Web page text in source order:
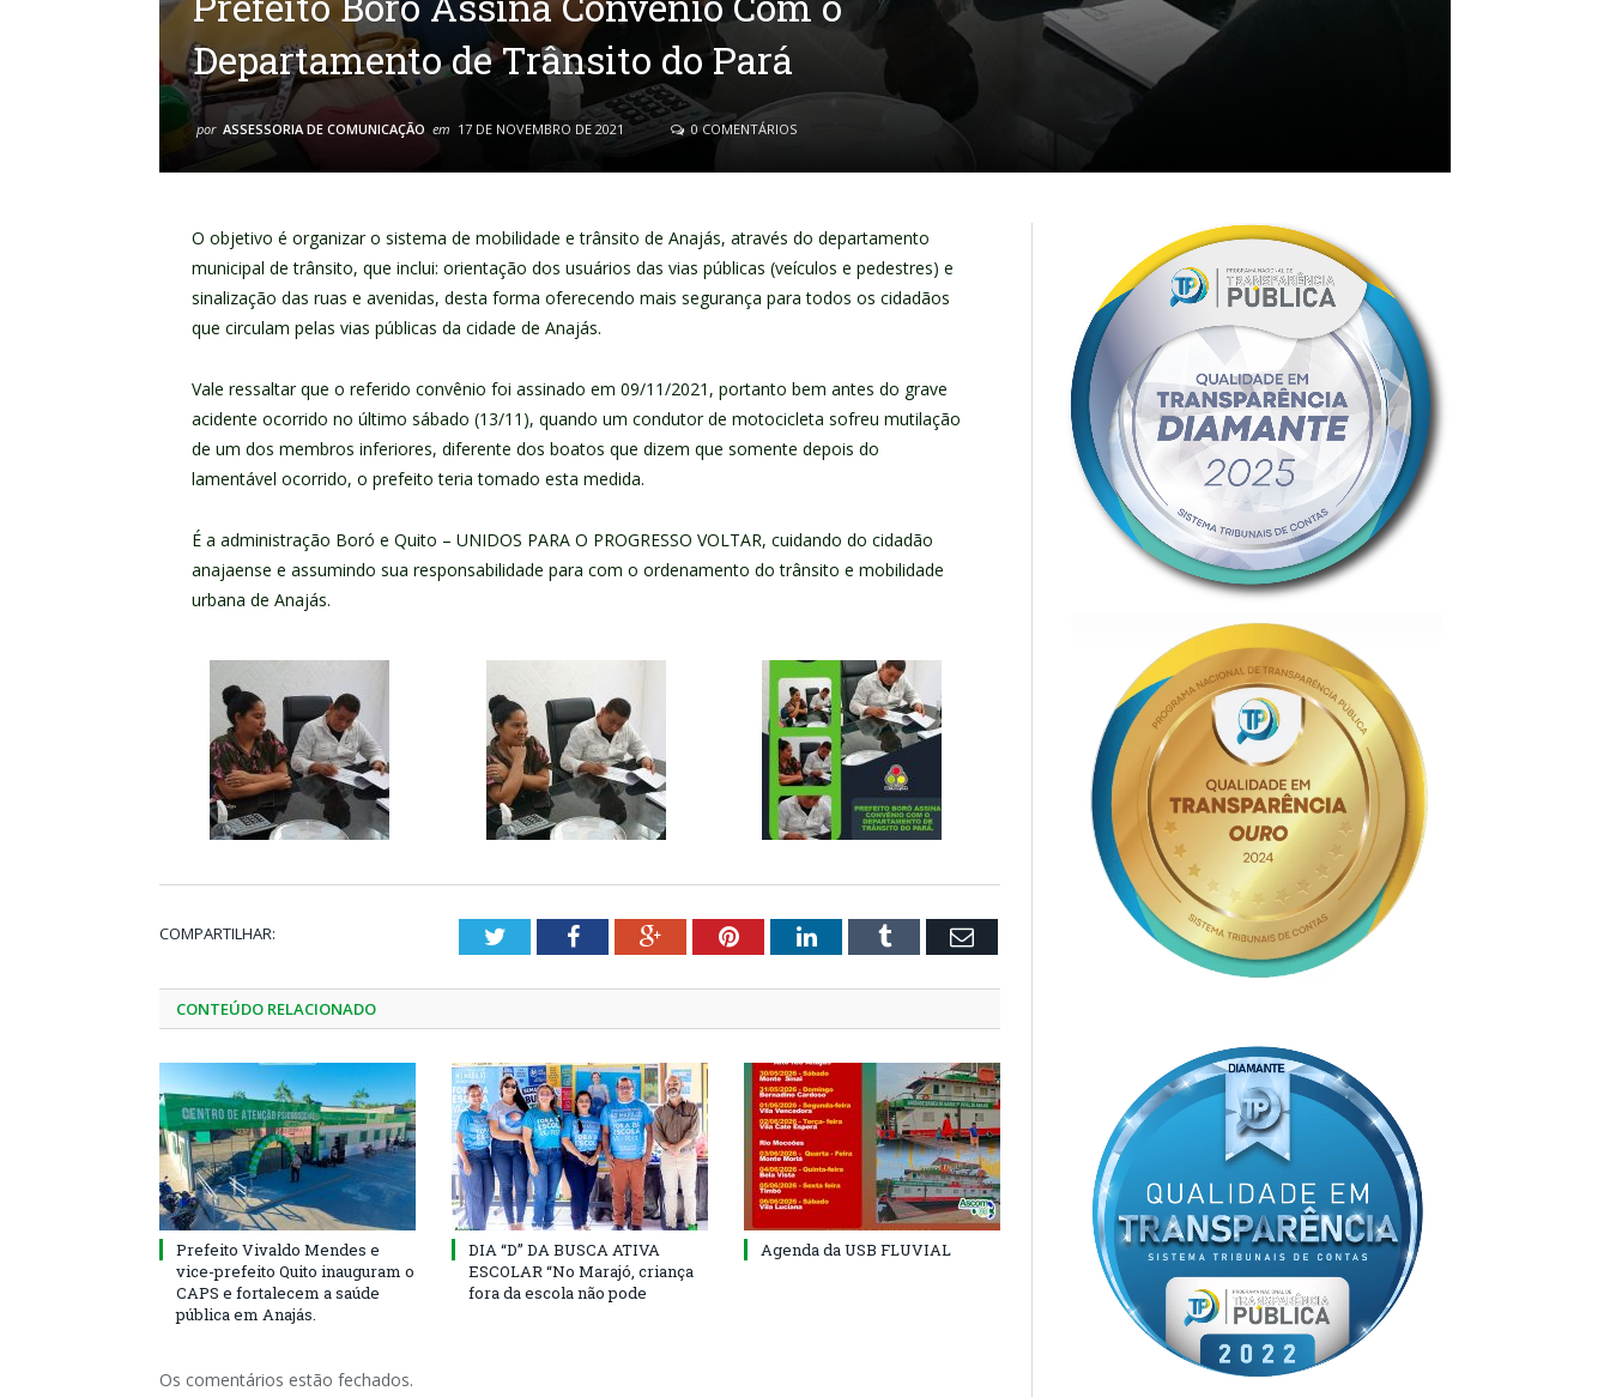
Departamento de Trânsito do Pará
por ASSESSORIA DE COMUNICAÇÃO em 17 DE NOVEMBRO DE 2021 0 COMENTÁRIOS
O objetivo é organizar o sistema de mobilidade e trânsito de Anajás, através do departamento
municipal de trânsito, que inclui: orientação dos usuários das vias públicas (veículos e pedestres) e
sinalização das ruas e avenidas, desta forma oferecendo mais segurança para todos os cidadãos
que circulam pelas vias públicas da cidade de Anajás.
Vale ressaltar que o referido convênio foi assinado em 09/11/2021, portanto bem antes do grave
acidente ocorrido no último sábado (13/11), quando um condutor de motocicleta sofreu mutilação
de um dos membros inferiores, diferente dos boatos que dizem que somente depois do
lamentável ocorrido, o prefeito teria tomado esta medida.
É a administração Boró e Quito – UNIDOS PARA O PROGRESSO VOLTAR, cuidando do cidadão
anajaense e assumindo sua responsabilidade para com o ordenamento do trânsito e mobilidade
urbana de Anajás.
COMPARTILHAR: TwitterFacebookGoogle+PinterestLinkedInTumblr Email
CONTEÚDO RELACIONADO
Prefeito Vivaldo Mendes e
vice-prefeito Quito inauguram o
CAPS e fortalecem a saúde
pública em Anajás.
DIA “D” DA BUSCA ATIVA
ESCOLAR “No Marajó, criança
fora da escola não pode
Agenda da USB FLUVIAL
Os comentários estão fechados.